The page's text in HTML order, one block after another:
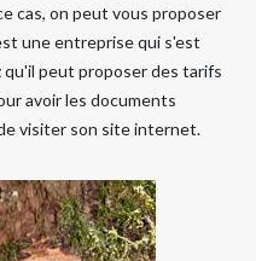
cas, on peut vous proposer
une entreprise qui s'est
qu'il peut proposer des tarifs
avoir les documents
visiter son site internet.